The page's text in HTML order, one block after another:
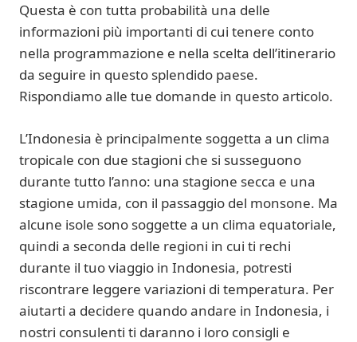
Questa è con tutta probabilità una delle
informazioni più importanti di cui tenere conto
nella programmazione e nella scelta dell’itinerario
da seguire in questo splendido paese.
Rispondiamo alle tue domande in questo articolo.
L’Indonesia è principalmente soggetta a un clima
tropicale con due stagioni che si susseguono
durante tutto l’anno: una stagione secca e una
stagione umida, con il passaggio del monsone. Ma
alcune isole sono soggette a un clima equatoriale,
quindi a seconda delle regioni in cui ti rechi
durante il tuo viaggio in Indonesia, potresti
riscontrare leggere variazioni di temperatura. Per
aiutarti a decidere quando andare in Indonesia, i
nostri consulenti ti daranno i loro consigli e